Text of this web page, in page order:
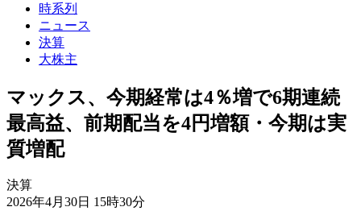
時系列
ニュース
決算
大株主
マックス、今期経常は4％増で6期連続
最高益、前期配当を4円増額・今期は実
質増配
決算
2026年4月30日 15時30分